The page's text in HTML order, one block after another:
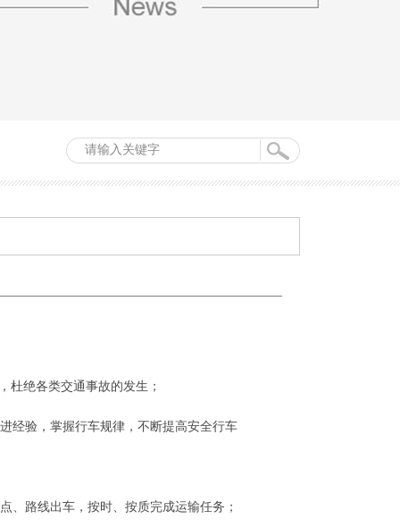
杜绝各类交通事故的发生；
经验，掌握行车规律，不断提高安全行车
、路线出车，按时、按质完成运输任务；